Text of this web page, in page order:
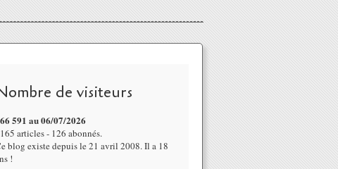
de visiteurs
591 au 06/07/2026
articles - 126 abonnés.
blog existe depuis le 21 avril 2008. Il a 18
!